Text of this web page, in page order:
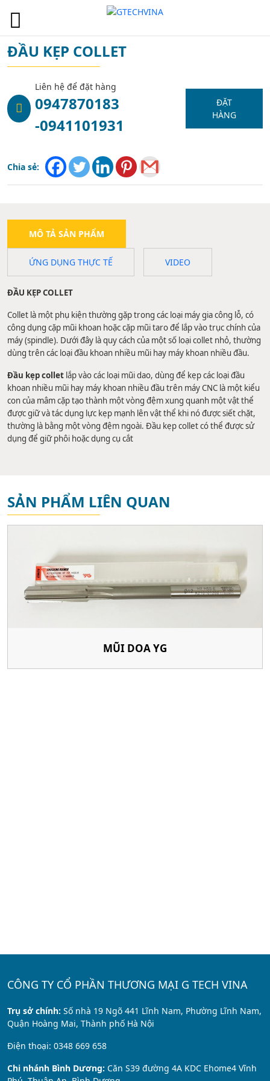
ĐẦU KẸP COLLET
Liên hệ để đặt hàng
0947870183
-0941101931
ĐẶT
HÀNG
Chia sẻ:
MÔ TẢ SẢN PHẨM
ỨNG DỤNG THỰC TẾ VIDEO
ĐẦU KẸP COLLET
Collet là một phụ kiện thường gặp trong các loại máy gia công lỗ, có
công dụng cặp mũi khoan hoặc cặp mũi taro để lắp vào trục chính của
máy (spindle). Dưới đây là quy cách của một số loại collet nhỏ, thường
dùng trên các loại đầu khoan nhiều mũi hay máy khoan nhiều đầu.
Đầu kẹp collet lắp vào các loại mũi dao, dùng để kẹp các loại đầu
khoan nhiều mũi hay máy khoan nhiều đầu trên máy CNC là một kiểu
con của mâm cặp tạo thành một vòng đệm xung quanh một vật thể
được giữ và tác dụng lực kẹp mạnh lên vật thể khi nó được siết chặt,
thường là bằng một vòng đệm ngoài. Đầu kẹp collet có thể được sử
dụng để giữ phôi hoặc dụng cụ cắt
SẢN PHẨM LIÊN QUAN
MŨI DOA YG
CÔNG TY CỔ PHẦN THƯƠNG MẠI G TECH VINA
Trụ sở chính: Số nhà 19 Ngõ 441 Lĩnh Nam, Phường Lĩnh Nam,
Quận Hoàng Mai, Thành phố Hà Nội
Điện thoại: 0348 669 658
Chi nhánh Bình Dương: Căn S39 đường 4A KDC Ehome4 Vĩnh